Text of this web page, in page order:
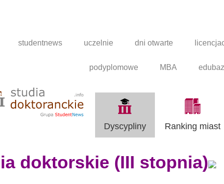
studentnews uczelnie dni otwarte
podyplomowe MBA
Dyscypliny Ranking miast
doktorskie (III stopnia)